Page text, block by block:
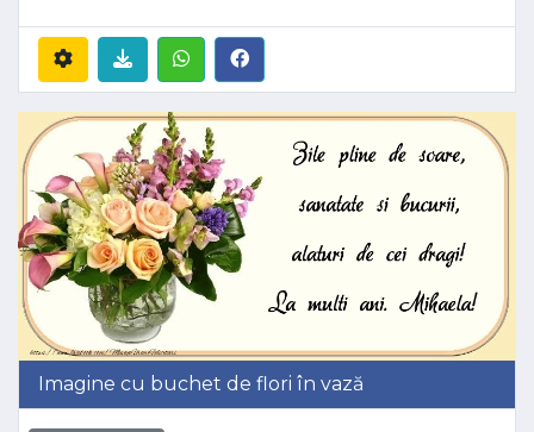
Imagine cu buchet de flori în vază